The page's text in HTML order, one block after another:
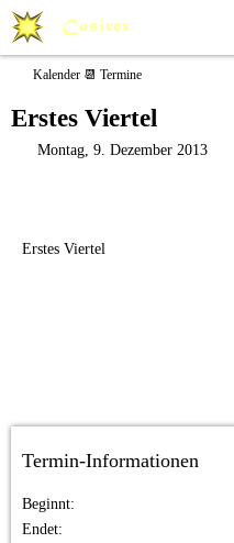
Kalender 📆 Termine
Erstes Viertel
Montag, 9. Dezember 2013
Erstes Viertel
Termin-Informationen
Beginnt
Endet